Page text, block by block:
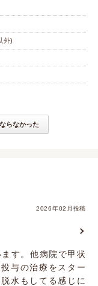
外)
らなかった
2026年02月投稿
す。他病院で甲状
与の治療をスター
水もしてる感じに